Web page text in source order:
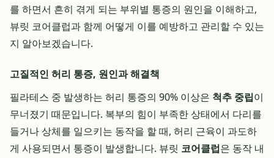
를 하면서 흔히 겪게 되는 부위별 통증의 원인을 이해하고,
뷰릿 코어클럽과 함께 어떻게 이를 예방하고 관리할 수 있는
지 알아보겠습니다.
고질적인 허리 통증, 원인과 해결책
필라테스 중 발생하는 허리 통증의 90% 이상은 척추 중립이
무너졌기 때문입니다. 복부의 힘이 부족한 상태에서 다리를
들거나 상체를 일으키는 동작을 할 때, 허리 근육이 과도하
게 사용되면서 통증이 발생합니다. 뷰릿 코어클럽은 동작 내